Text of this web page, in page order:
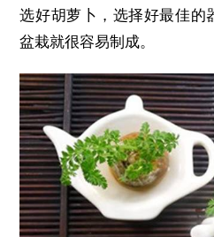
选好胡萝卜，选择好最佳的
盆栽就很容易制成。